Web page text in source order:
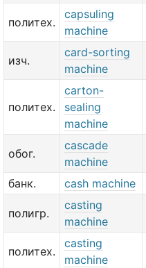
политех.
capsuling
machine
изч.
card-sorting
machine
политех.
carton-
sealing
machine
обог.
cascade
machine
банк. cash machine
полигр.
casting
machine
политех.
casting
machine